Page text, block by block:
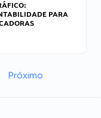
PARA
Próximo